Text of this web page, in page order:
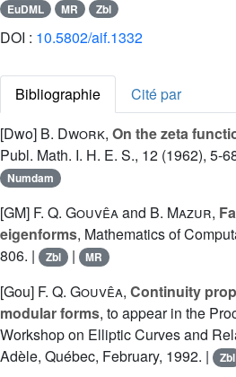
EuDML MR Zbl
DOI : 10.5802/aif.1332
Bibliographie
Cité par
[Dwo] B. Dwork, On the zeta
Publ. Math. I. H. E. S., 12 (1962), 5-
Numdam
[GM] F. Q. Gouvêaand B. Mazur,
eigenforms, Mathematics of
806. |
Zbl | MR
[Gou] F. Q. Gouvêa, Continuity
modular forms, to appear in the
Workshop on Elliptic Curves and
Adèle, Québec, February, 1992. |
Zbl